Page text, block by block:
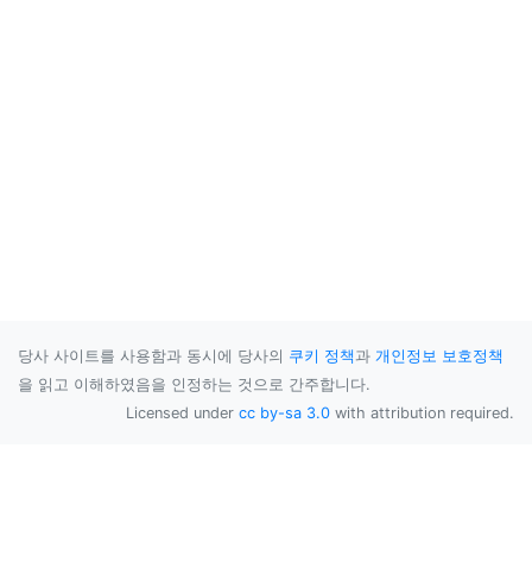
당사 사이트를 사용함과 동시에 당사의 쿠키 정책과 개인정보 보호정책
을 읽고 이해하였음을 인정하는 것으로 간주합니다.
Licensed under cc by-sa 3.0 with attribution required.